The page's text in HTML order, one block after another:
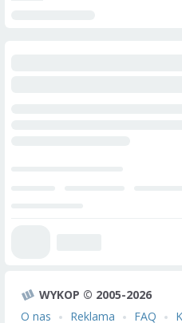
WYKOP © 2005-2026
O nas
Reklama FAQ